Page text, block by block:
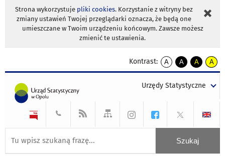
Strona wykorzystuje pliki cookies. Korzystanie z witryny bez
zmiany ustawień Twojej przeglądarki oznacza, że będą one
umieszczane w Twoim urządzeniu końcowym. Zawsze możesz
zmienić te ustawienia.
Kontrast:
A
kontrast
A
kontrast
tekst
czarnym
A
kontrast
tekst
czarnym
A
tekst
żółtym
Urzędy Statystyczne